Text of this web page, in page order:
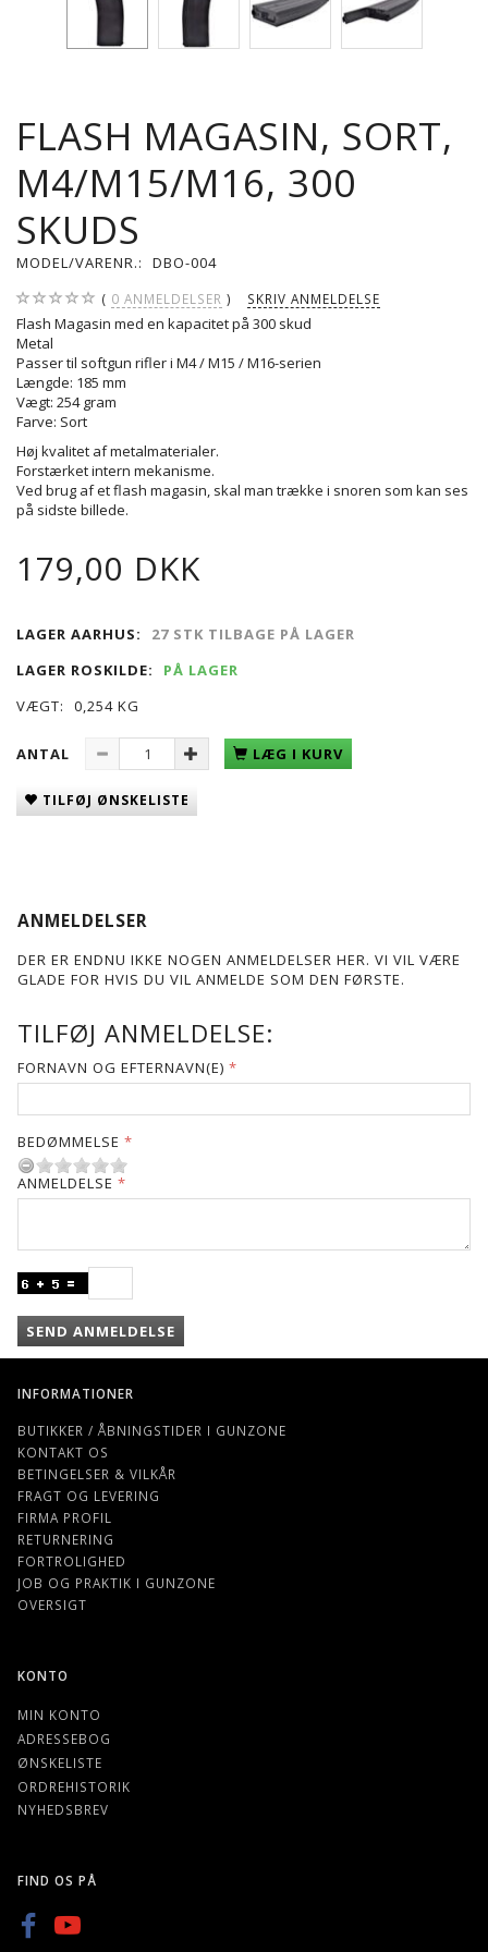
FLASH MAGASIN, SORT,
M4/M15/M16, 300
SKUDS
MODEL/VARENR.: DBO-004
0 ANMELDELSER SKRIV ANMELDELSE
Flash Magasin med en kapacitet på 300 skud
Metal
Passer til softgun rifler i M4 / M15 / M16-serien
Længde: 185 mm
Vægt: 254 gram
Farve: Sort
Høj kvalitet af metalmaterialer.
Forstærket intern mekanisme.
Ved brug af et flash magasin, skal man trække i snoren som kan ses
på sidste billede.
179,00 DKK
LAGER AARHUS:
27 STK TILBAGE PÅ LAGER
LAGER ROSKILDE:
PÅ LAGER
VÆGT:
0,254 KG
ANTAL LÆG I KURV
TILFØJ ØNSKELISTE
ANMELDELSER
DER ER ENDNU IKKE NOGEN ANMELDELSER HER. VI VIL VÆRE
GLADE FOR HVIS DU VIL ANMELDE SOM DEN FØRSTE.
TILFØJ ANMELDELSE:
FORNAVN OG EFTERNAVN(E)
BEDØMMELSE
ANMELDELSE
SEND ANMELDELSE
INFORMATIONER
BUTIKKER / ÅBNINGSTIDER I GUNZONE
KONTAKT OS
BETINGELSER & VILKÅR
FRAGT OG LEVERING
FIRMA PROFIL
RETURNERING
FORTROLIGHED
JOB OG PRAKTIK I GUNZONE
OVERSIGT
KONTO
MIN KONTO
ADRESSEBOG
ØNSKELISTE
ORDREHISTORIK
NYHEDSBREV
FIND OS PÅ